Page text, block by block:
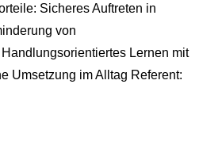
Sicheres Auftreten in
von
Lernen mit
Umsetzung im Alltag Referent: